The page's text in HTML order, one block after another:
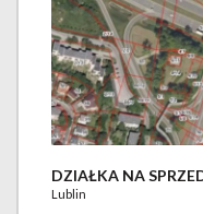
DZIAŁKA NA
Lublin